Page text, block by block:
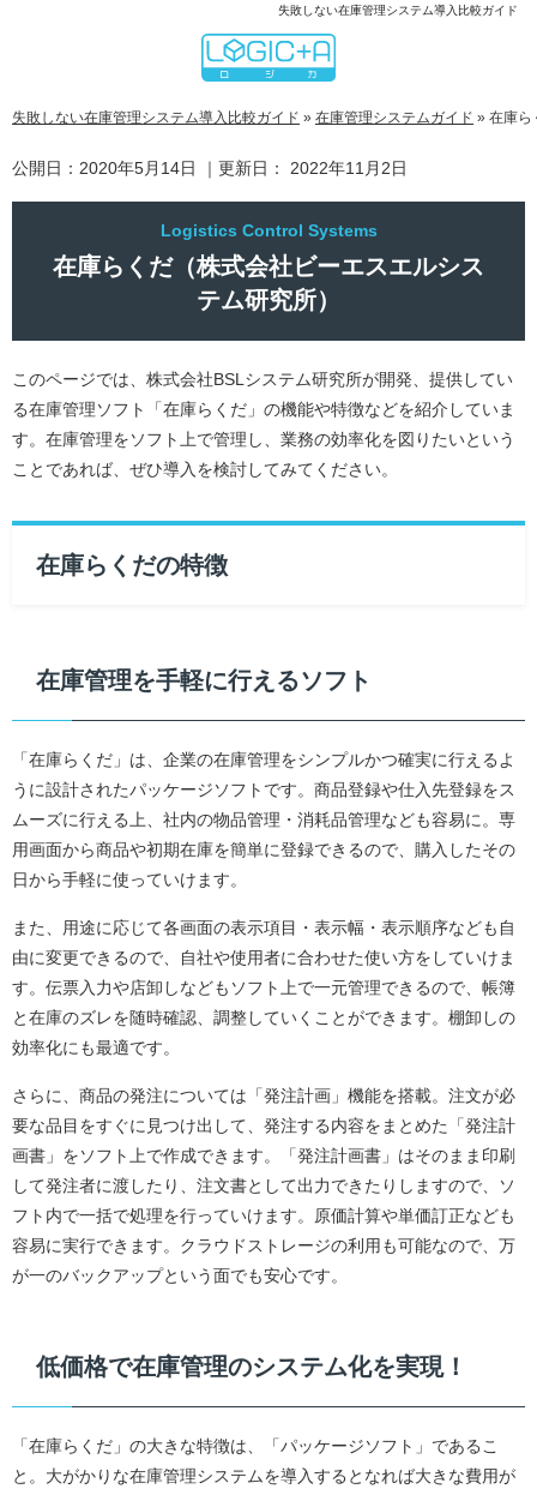
失敗しない在庫管理システム導入比較ガイド
失敗しない在庫管理システム導入比較ガイド » 在庫管理システムガイド » 在庫ら
公開日： 2020年5月14日 ｜更新日： 2022年11月2日
在庫らくだ（株式会社ビーエスエルシス
テム研究所）
このページでは、株式会社BSLシステム研究所が開発、提供してい
る在庫管理ソフト「在庫らくだ」の機能や特徴などを紹介していま
す。在庫管理をソフト上で管理し、業務の効率化を図りたいという
ことであれば、ぜひ導入を検討してみてください。
在庫らくだの特徴
在庫管理を手軽に行えるソフト
「在庫らくだ」は、企業の在庫管理をシンプルかつ確実に行えるよ
うに設計されたパッケージソフトです。商品登録や仕入先登録をス
ムーズに行える上、社内の物品管理・消耗品管理なども容易に。専
用画面から商品や初期在庫を簡単に登録できるので、購入したその
日から手軽に使っていけます。
また、用途に応じて各画面の表示項目・表示幅・表示順序なども自
由に変更できるので、自社や使用者に合わせた使い方をしていけま
す。伝票入力や店卸しなどもソフト上で一元管理できるので、帳簿
と在庫のズレを随時確認、調整していくことができます。棚卸しの
効率化にも最適です。
さらに、商品の発注については「発注計画」機能を搭載。注文が必
要な品目をすぐに見つけ出して、発注する内容をまとめた「発注計
画書」をソフト上で作成できます。「発注計画書」はそのまま印刷
して発注者に渡したり、注文書として出力できたりしますので、ソ
フト内で一括で処理を行っていけます。原価計算や単価訂正なども
容易に実行できます。クラウドストレージの利用も可能なので、万
が一のバックアップという面でも安心です。
低価格で在庫管理のシステム化を実現！
「在庫らくだ」の大きな特徴は、「パッケージソフト」であるこ
と。大がかりな在庫管理システムを導入するとなれば大きな費用が